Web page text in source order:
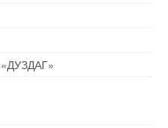
«ДУЗДАГ»